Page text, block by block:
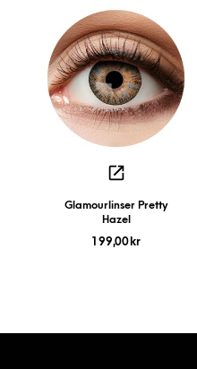
Glamourlinser Pretty
Hazel
199,00 kr